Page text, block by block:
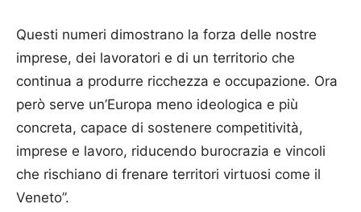
Questi numeri dimostrano la forza delle nostre
imprese, dei lavoratori e di un territorio che
continua a produrre ricchezza e occupazione. Ora
però serve un’Europa meno ideologica e più
concreta, capace di sostenere competitività,
imprese e lavoro, riducendo burocrazia e vincoli
che rischiano di frenare territori virtuosi come il
Veneto”.